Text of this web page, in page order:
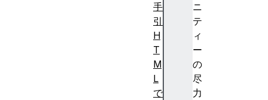
ニ
テ
ィ
ー
の
尽
力
手
引
H
T
M
L
で